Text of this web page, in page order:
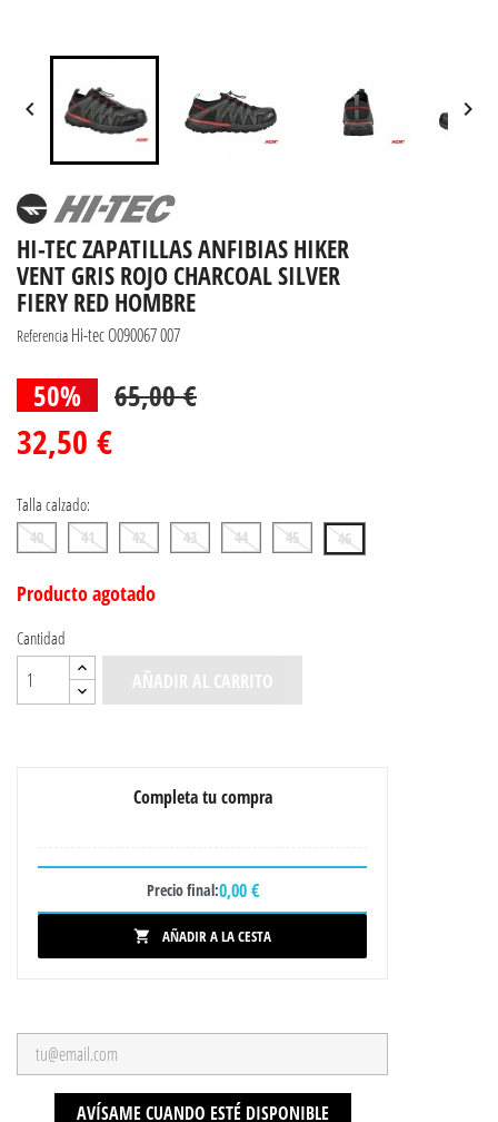
 
HI-TEC ZAPATILLAS ANFIBIAS HIKER
VENT GRIS ROJO CHARCOAL SILVER
FIERY RED HOMBRE
Referencia Hi-tec O090067 007
50% 65,00 €
32,50 €
Talla calzado:
40 41 42 43 44 45 46
Producto agotado
Cantidad
AÑADIR AL CARRITO
Completa tu compra
Precio final:0,00 €
 AÑADIR A LA CESTA
AVÍSAME CUANDO ESTÉ DISPONIBLE